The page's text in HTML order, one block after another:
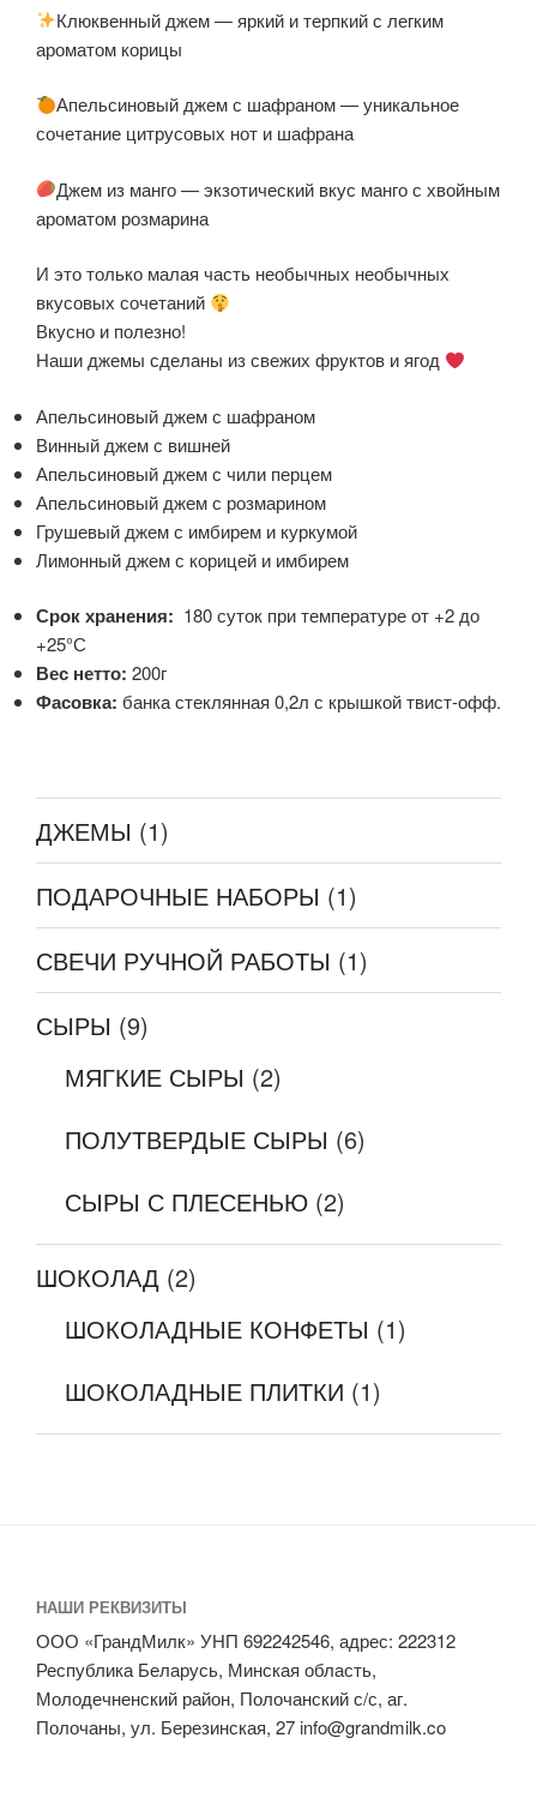
Клюквенный джем — яркий и терпкий с легким
ароматом корицы
Апельсиновый джем с шафраном — уникальное
сочетание цитрусовых нот и шафрана
Джем из манго — экзотический вкус манго с хвойным
ароматом розмарина
И это только малая часть необычных необычных
вкусовых сочетаний
Вкусно и полезно!
Наши джемы сделаны из свежих фруктов и ягод
Апельсиновый джем с шафраном
Винный джем с вишней
Апельсиновый джем с чили перцем
Апельсиновый джем с розмарином
Грушевый джем с имбирем и куркумой
Лимонный джем с корицей и имбирем
Срок хранения: 180 суток при температуре от +2 до
+25°С
Вес нетто: 200г
Фасовка: банка стеклянная 0,2л с крышкой твист-офф.
ДЖЕМЫ (1)
ПОДАРОЧНЫЕ НАБОРЫ (1)
СВЕЧИ РУЧНОЙ РАБОТЫ (1)
СЫРЫ (9)
МЯГКИЕ СЫРЫ (2)
ПОЛУТВЕРДЫЕ СЫРЫ (6)
СЫРЫ С ПЛЕСЕНЬЮ (2)
ШОКОЛАД (2)
ШОКОЛАДНЫЕ КОНФЕТЫ (1)
ШОКОЛАДНЫЕ ПЛИТКИ (1)
НАШИ РЕКВИЗИТЫ
ООО «ГрандМилк» УНП 692242546, адрес: 222312
Республика Беларусь, Минская область,
Молодечненский район, Полочанский с/с, аг.
Полочаны, ул. Березинская, 27 info@grandmilk.co